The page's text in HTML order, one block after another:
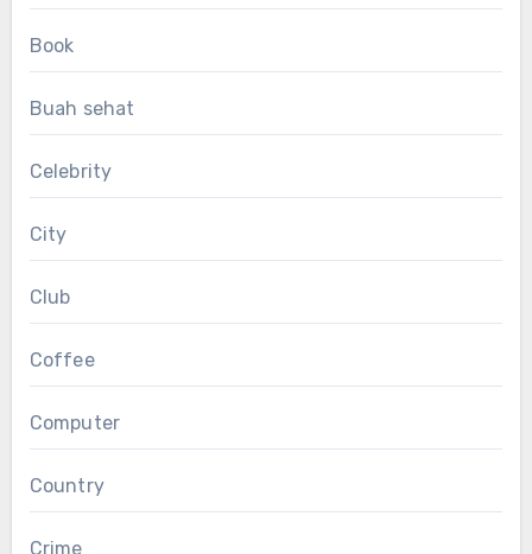
Book
Buah sehat
Celebrity
City
Club
Coffee
Computer
Country
Crime